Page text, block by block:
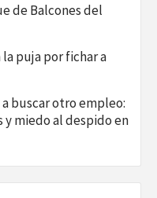
de Balcones del
puja por fichar a
buscar otro empleo:
y miedo al despido en